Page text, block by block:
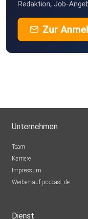
Redaktion, Job-
Zur
Unternehmen
Team
Karriere
Impressum
Werben auf podcast.de
Dienst